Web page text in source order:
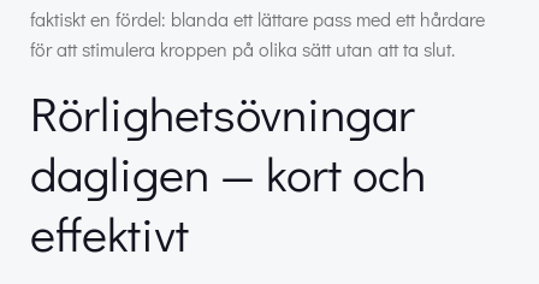
faktiskt en fördel: blanda ett lättare pass med ett hårdare
för att stimulera kroppen på olika sätt utan att ta slut.
Rörlighetsövningar
dagligen — kort och
effektivt